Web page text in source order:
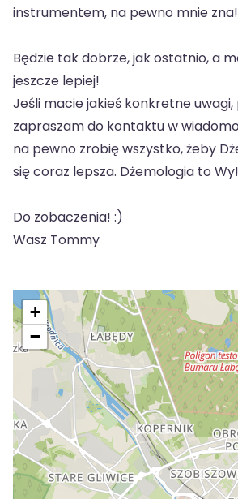
instrumentem, na pewno mnie zna!
Będzie tak dobrze, jak ostatnio, a
jeszcze lepiej!
Jeśli macie jakieś konkretne
zapraszam do kontaktu w
na pewno zrobię wszystko, żeby
się coraz lepsza. Dżemologia to Wy!
Do zobaczenia! :)
Wasz Tommy
+
−